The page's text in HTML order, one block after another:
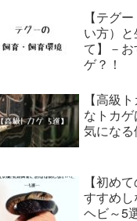
【テグ
い方）
て】－
ゲ？！
【高級
なトカ
気にな
【初め
すすめ
ヘビ～5